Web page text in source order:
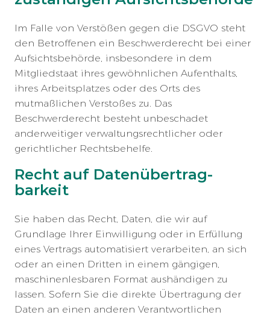
Im Falle von Verstößen gegen die DSGVO steht
den Betroffenen ein Beschwerderecht bei einer
Aufsichtsbehörde, insbesondere in dem
Mitgliedstaat ihres gewöhnlichen Aufenthalts,
ihres Arbeitsplatzes oder des Orts des
mutmaßlichen Verstoßes zu. Das
Beschwerderecht besteht unbeschadet
anderweitiger verwaltungsrechtlicher oder
gerichtlicher Rechtsbehelfe.
Recht auf Daten­übertrag­
barkeit
Sie haben das Recht, Daten, die wir auf
Grundlage Ihrer Einwilligung oder in Erfüllung
eines Vertrags automatisiert verarbeiten, an sich
oder an einen Dritten in einem gängigen,
maschinenlesbaren Format aushändigen zu
lassen. Sofern Sie die direkte Übertragung der
Daten an einen anderen Verantwortlichen